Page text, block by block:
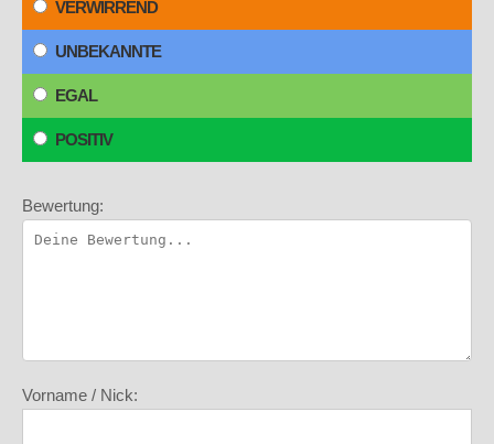
VERWIRREND
UNBEKANNTE
EGAL
POSITIV
Bewertung:
Vorname / Nick: